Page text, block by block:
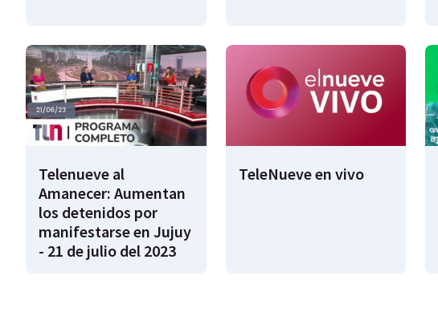
Telenueve al
Amanecer: Aumentan
los detenidos por
manifestarse en Jujuy
- 21 de julio del 2023
TeleNueve en vivo